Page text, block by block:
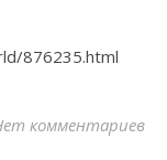
876235.html
комментариев